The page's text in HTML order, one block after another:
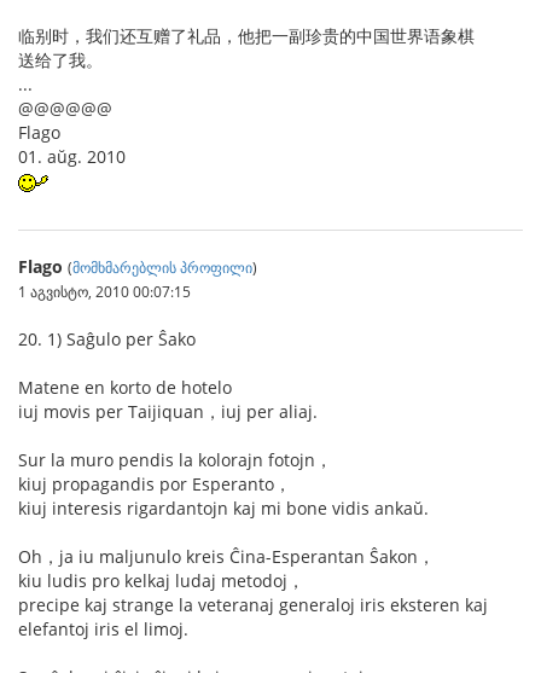
临别时，我们还互赠了礼品，他把一副珍贵的中国世界语象棋
送给了我。
...
@@@@@@
Flago
01. aŭg. 2010
Flago (მომხმარებლის პროფილი)
1 აგვისტო, 2010 00:07:15
20. 1) Saĝulo per Ŝako
Matene en korto de hotelo
iuj movis per Taijiquan，iuj per aliaj.
Sur la muro pendis la kolorajn fotojn，
kiuj propagandis por Esperanto，
kiuj interesis rigardantojn kaj mi bone vidis ankaŭ.
Oh，ja iu maljunulo kreis Ĉina-Esperantan Ŝakon，
kiu ludis pro kelkaj ludaj metodoj，
precipe kaj strange la veteranaj generaloj iris eksteren kaj
elefantoj iris el limoj.